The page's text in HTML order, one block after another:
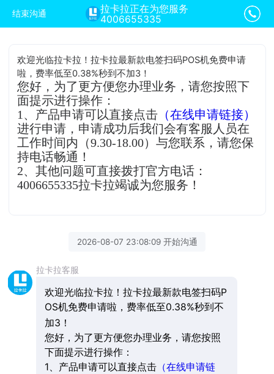
结束沟通
拉卡拉正在为您服务
4006655335
欢迎光临拉卡拉！拉卡拉最新款电签扫码POS机免费申请
啦，费率低至0.38%秒到不加3！
您好，为了更方便您办理业务，请您按照下
面提示进行操作：
1、产品申请可以直接点击 （在线申请链接）
进行申请，申请成功后我们会有客服人员在
工作时间内（9.30-18.00）与您联系，请您保
持电话畅通！
2、其他问题可直接拨打官方电话：
4006655335拉卡拉竭诚为您服务！
2026-08-07 23:08:09 开始沟通
拉卡拉客服
欢迎光临拉卡拉！拉卡拉最新款电签扫码P
OS机免费申请啦，费率低至0.38%秒到不
加3！
您好，为了更方便您办理业务，请您按照
下面提示进行操作：
1、产品申请可以直接点击（在线申请链